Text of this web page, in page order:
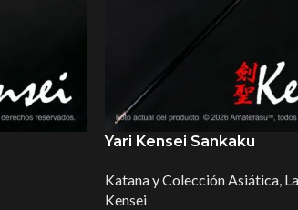
Yari Kensei Sankaku
Katana y Colección Asiática,
Kensei